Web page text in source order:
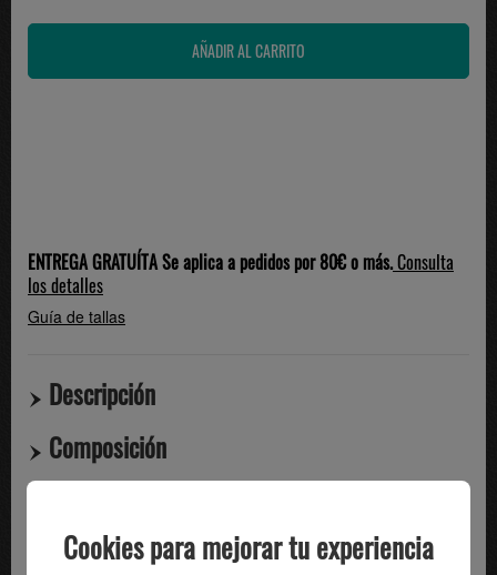
ENTREGA GRATUÍTA Se aplica a pedidos por 80€ o más.Consulta
los detalles
Guía de tallas
Descripción
Composición
Cookies para mejorar tu experiencia